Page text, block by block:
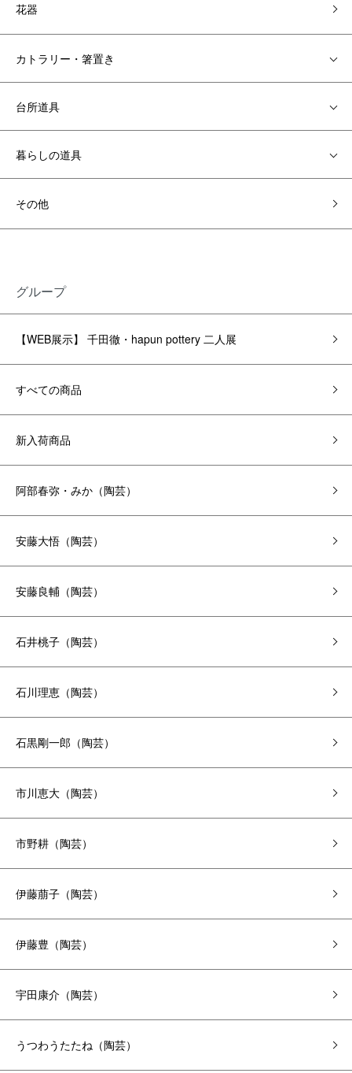
花器
カトラリー・箸置き
台所道具
暮らしの道具
その他
グループ
【WEB展示】 千田徹・hapun pottery 二人展
すべての商品
新入荷商品
阿部春弥・みか（陶芸）
安藤大悟（陶芸）
安藤良輔（陶芸）
石井桃子（陶芸）
石川理恵（陶芸）
石黒剛一郎（陶芸）
市川恵大（陶芸）
市野耕（陶芸）
伊藤萠子（陶芸）
伊藤豊（陶芸）
宇田康介（陶芸）
うつわうたたね（陶芸）